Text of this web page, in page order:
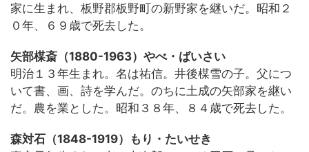
家に生まれ、板野郡板野町の新野家を継いだ。昭和２
０年、６９歳で死去した。
矢部楳斎（1880-1963）やべ・ばいさい
明治１３年生まれ。名は祐信。井後楳雪の子。父につ
いて書、画、詩を学んだ。のちに土成の矢部家を継い
だ。農を業とした。昭和３８年、８４歳で死去した。
森対石（1848-1919）もり・たいせき